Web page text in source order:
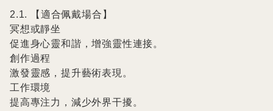
2.1. 【適合佩戴場合】
冥想或靜坐
促進身心靈和諧，增強靈性連接。
創作過程
激發靈感，提升藝術表現。
工作環境
提高專注力，減少外界干擾。